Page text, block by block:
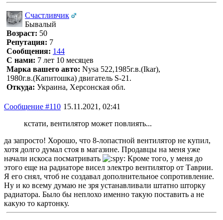
Счастливчик
Бывалый
Возраст: 50
Репутация: 7
Сообщения: 144
С нами: 7 лет 10 месяцев
Марка вашего авто: Nysa 522,1985г.в.(Ikar),
1980г.в.(Капитошка) двигатель S-21.
Откуда: Украина, Херсонская обл.
Сообщение #110 15.11.2021, 02:41
кстати, вентилятор может повлиять...
да запросто! Хорошо, что 8-лопастной вентилятор не купил,
хотя долго думал стоя в магазине. Продавцы на меня уже
начали искоса посматривать
Кроме того, у меня до
этого еще на радиаторе висел электро вентилятор от Таврии.
Я его снял, чтоб не создавал дополнительное сопротивление.
Ну и ко всему думаю не зря устанавливали штатно шторку
радиатора. Было бы неплохо именно такую поставить а не
какую то картонку.